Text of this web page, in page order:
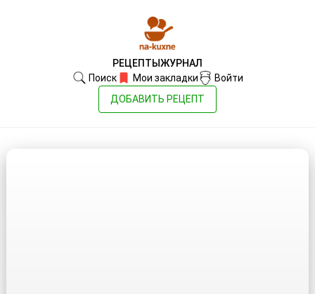
РЕЦЕПТЫ ЖУРНАЛ
Поиск
Мои закладки
Войти
ДОБАВИТЬ РЕЦЕПТ